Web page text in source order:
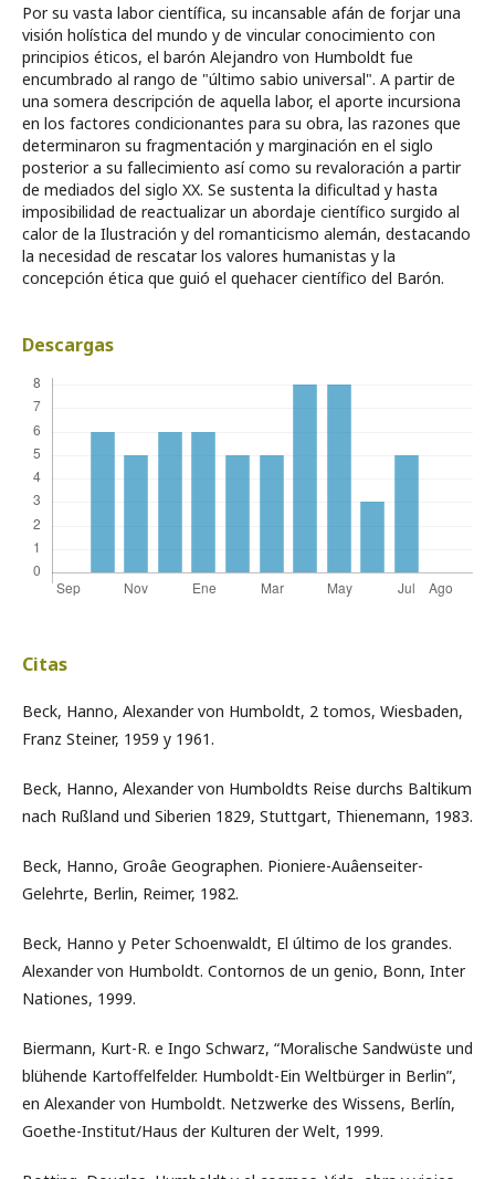
Por su vasta labor científica, su incansable afán de forjar una
visión holística del mundo y de vincular conocimiento con
principios éticos, el barón Alejandro von Humboldt fue
encumbrado al rango de "último sabio universal". A partir de
una somera descripción de aquella labor, el aporte incursiona
en los factores condicionantes para su obra, las razones que
determinaron su fragmentación y marginación en el siglo
posterior a su fallecimiento así como su revaloración a partir
de mediados del siglo XX. Se sustenta la dificultad y hasta
imposibilidad de reactualizar un abordaje científico surgido al
calor de la Ilustración y del romanticismo alemán, destacando
la necesidad de rescatar los valores humanistas y la
concepción ética que guió el quehacer científico del Barón.
Descargas
Citas
Beck, Hanno, Alexander von Humboldt, 2 tomos, Wiesbaden,
Franz Steiner, 1959 y 1961.
Beck, Hanno, Alexander von Humboldts Reise durchs Baltikum
nach Rußland und Siberien 1829, Stuttgart, Thienemann, 1983.
Beck, Hanno, Groâe Geographen. Pioniere-Auâenseiter-
Gelehrte, Berlin, Reimer, 1982.
Beck, Hanno y Peter Schoenwaldt, El último de los grandes.
Alexander von Humboldt. Contornos de un genio, Bonn, Inter
Nationes, 1999.
Biermann, Kurt-R. e Ingo Schwarz, “Moralische Sandwüste und
blühende Kartoffelfelder. Humboldt-Ein Weltbürger in Berlin”,
en Alexander von Humboldt. Netzwerke des Wissens, Berlín,
Goethe-Institut/Haus der Kulturen der Welt, 1999.